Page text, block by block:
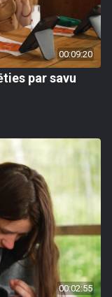
00:09:20
par savu
00:02:55